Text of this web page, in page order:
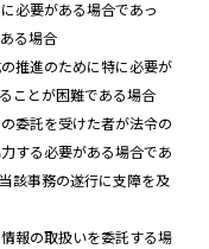
必要がある場合であっ
る場合
推進のために特に必要が
ことが困難である場合
委託を受けた者が法令の
する必要がある場合であ
該事務の遂行に支障を及
報の取扱いを委託する場